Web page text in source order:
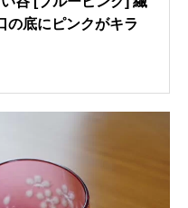
の底にピンクがキラ